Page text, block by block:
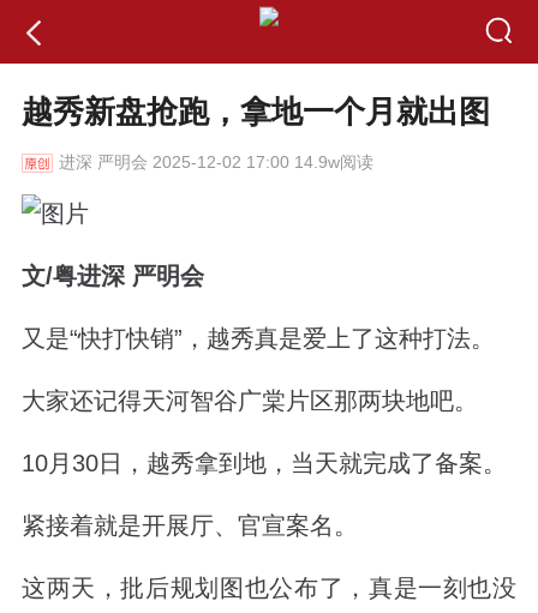
越秀新盘抢跑，拿地一个月就出图
进深 严明会 2025-12-02 17:00 14.9w阅读
文/粤进深 严明会
又是“快打快销”， 越秀真是爱上了这种打法。
大家还记得天河智谷广棠片区那两块地吧。
10月30日，越秀拿到地，当天就完成了备案。
紧接着就是开展厅、官宣案名。
这两天，批后规划图也公布了，真是一刻也没